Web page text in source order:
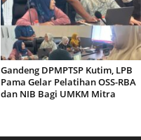
Gandeng DPMPTSP Kutim, LPB
Pama Gelar Pelatihan OSS-RBA
dan NIB Bagi UMKM Mitra